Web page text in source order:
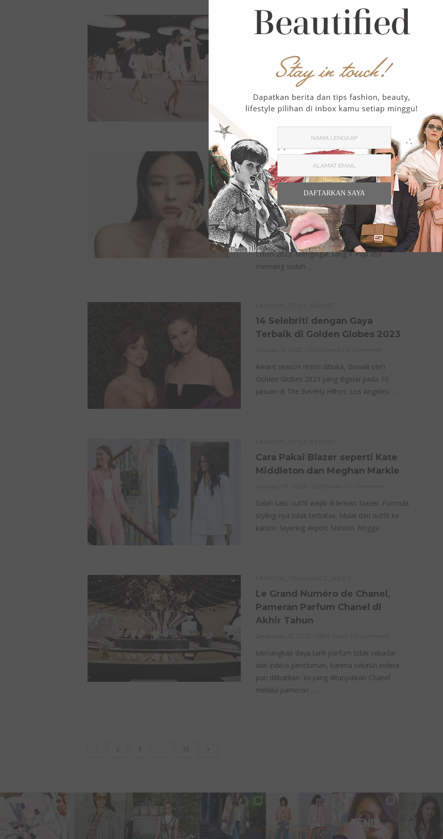
FASHION,LOOKBOOK
Chanel Couture Spring Summer
January 30, 2023 0 Comment
Haute couture bisa dibilang identik dengan rich
lady yang membeli rare item mewah. Lalu,
bagaimana dengan rich girl? Well, Virginie …
FASHION,NEWS
Jennie BLACKPINK untuk Coco
Crush 2023 Bersama Dua Aktris
Hollywood
January 13, 2023 1527 Views 0 Comment
Bukan hal mengejutkan lagi melihat Jennie
BLACKPINK kembali muncul di kampanye Coco
Crush 2023. Mengingat sang K-Pop idol
memang sudah …
FASHION STYLE REPORT
14 Selebriti dengan Gaya
Terbaik di Golden Globes 2023
Award season resmi dibuka, diawali oleh
Golden Globes 2023 yang digelar pada 10
Januari di The Beverly Hilton, Los Angeles. …
FASHION STYLE REPORT
Cara Pakai Blazer seperti Kate
Middleton dan Meghan Markle
Salah satu outfit wajib di lemari: blazer. Formula
styling-nya tidak terbatas. Mulai dari outfit ke
kantor, layering airport fashion, hingga …
FASHION FRAGRANCE NEWS
Le Grand Numéro de Chanel,
Pameran Parfum Chanel di
Akhir Tahun
Menangkap daya tarik parfum tidak sekadar
dari indera penciuman, karena seluruh indera
pun dilibatkan. Ini yang ditunjukkan Chanel
melalui pameran …
1 2 3 13
DAFTARKAN SAYA